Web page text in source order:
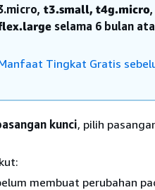
t3.small, t4g.micro,
selama 6 bulan
Tingkat Gratis
kunci, pilih
membuat perubahan